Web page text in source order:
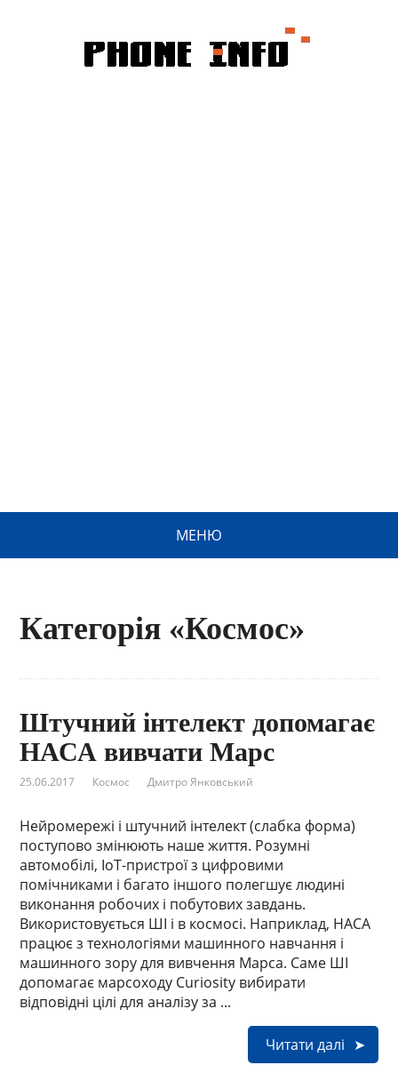
МЕНЮ
Категорія «Космос»
Штучний інтелект допомагає
НАСА вивчати Марс
25.06.2017 Космос Дмитро Янковський
Нейромережі і штучний інтелект (слабка форма)
поступово змінюють наше життя. Розумні
автомобілі, IoT-пристрої з цифровими
помічниками і багато іншого полегшує людині
виконання робочих і побутових завдань.
Використовується ШІ і в космосі. Наприклад, НАСА
працює з технологіями машинного навчання і
машинного зору для вивчення Марса. Саме ШІ
допомагає марсоходу Curiosity вибирати
відповідні цілі для аналізу за ...
Читати далі